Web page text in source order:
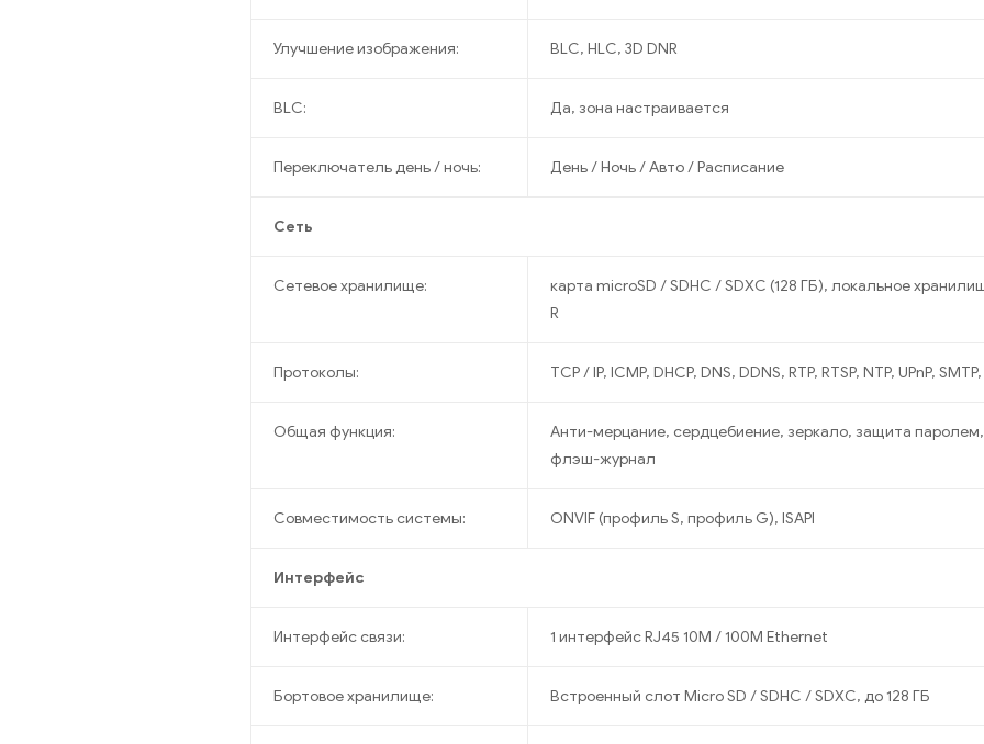
Улучшение изображения: BLC, HLC, 3D DNR
BLC: Да, зона настраивается
Переключатель день / ночь: День / Ночь / Авто / Расписание
Сеть
Сетевое хранилище:
карта microSD / SDHC / SDXC (128 ГБ), локальное
R
Протоколы: TCP / IP, ICMP, DHCP, DNS, DDNS, RTP, RTSP, NTP, UPnP,
Общая функция:
Анти-мерцание, сердцебиение, зеркало, защита
флэш-журнал
Совместимость системы: ONVIF (профиль S, профиль G), ISAPI
Интерфейс
Интерфейс связи: 1 интерфейс RJ45 10M / 100M Ethernet
Бортовое хранилище: Встроенный слот Micro SD / SDHC / SDXC, до 128 ГБ